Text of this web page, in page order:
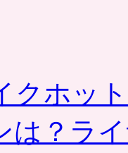
クホッ
は？ラ